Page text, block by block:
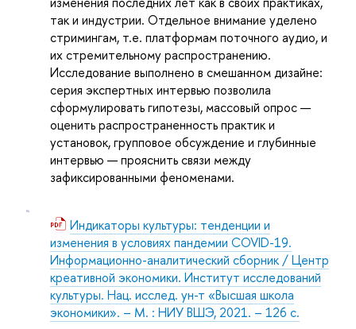
так и индустрии. Отдельное внимание уделено
стримингам, т.е. платформам поточного аудио, и
их стремительному распространению.
Исследование выполнено в смешанном дизайне:
серия экспертных интервью позволила
сформулировать гипотезы, массовый опрос —
оценить распространенность практик и
установок, групповое обсуждение и глубинные
интервью — прояснить связи между
зафиксированными феноменами.
Индикаторы культуры: тенденции и
изменения в условиях пандемии COVID-19.
Информационно-аналитический сборник / Центр
креативной экономики. Институт исследований
культуры. Нац. исслед. ун-т «Высшая школа
экономики». – М. : НИУ ВШЭ, 2021. – 126 с.